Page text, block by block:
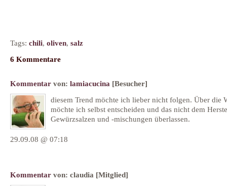
Tags: chili, oliven, salz
6 Kommentare
Kommentar von: lamiacucina [Besucher]
diesem Trend möchte ich lieber nicht folgen. Über die
möchte ich selbst entscheiden und das nicht dem
Gewürzsalzen und -mischungen überlassen.
29.09.08 @ 07:18
Kommentar von: claudia [Mitglied]